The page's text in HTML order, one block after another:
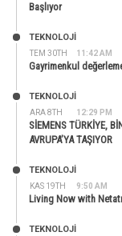
Başlıyor
TEM 30TH 11:42 AM
TEKNOLOJİ
Gayrimenkul
ARA 8TH 12:29 PM
TEKNOLOJİ
SİEMENS TÜRKİYE,
AVRUPA’YA TAŞIYOR
KAS 19TH 9:50 AM
TEKNOLOJİ
Living Now with
TEKNOLOJİ